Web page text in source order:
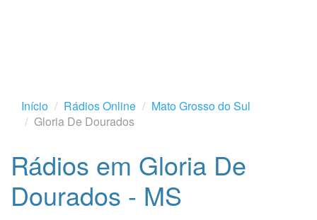
Início Rádios Online
Mato Grosso do Sul
Gloria De Dourados
Rádios em Gloria De
Dourados - MS